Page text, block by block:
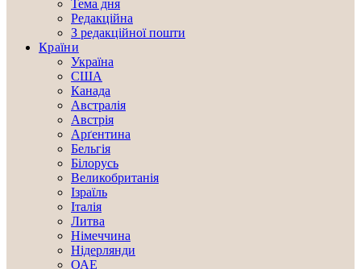
Тема дня
Редакційна
З редакційної пошти
Країни
Україна
США
Канада
Австралія
Австрія
Арґентина
Бельгія
Білорусь
Великобританія
Ізраїль
Італія
Литва
Німеччина
Нідерлянди
ОАЕ